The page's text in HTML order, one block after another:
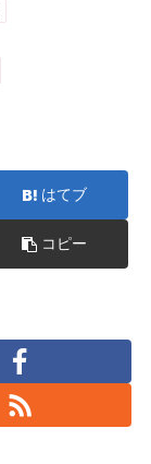
はてブ
コピー